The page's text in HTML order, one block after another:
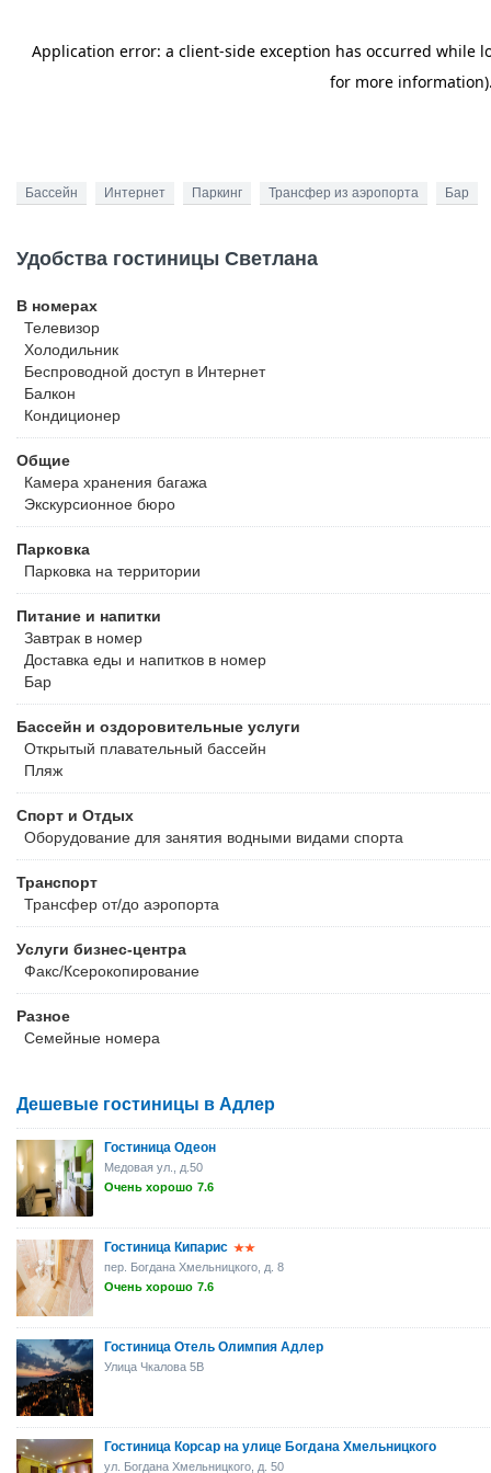
Бассейн Интернет Паркинг Трансфер из аэропорта Бар
Удобства гостиницы Светлана
В номерах
Телевизор
Холодильник
Беспроводной доступ в Интернет
Балкон
Кондиционер
Общие
Камера хранения багажа
Экскурсионное бюро
Парковка
Парковка на территории
Питание и напитки
Завтрак в номер
Доставка еды и напитков в номер
Бар
Бассейн и оздоровительные услуги
Открытый плавательный бассейн
Пляж
Спорт и Отдых
Оборудование для занятия водными видами спорта
Транспорт
Трансфер от/до аэропорта
Услуги бизнес-центра
Факс/Ксерокопирование
Разное
Семейные номера
Дешевые гостиницы в Адлер
Гостиница Одеон
Медовая ул., д.50
Очень хорошо 7.6
Гостиница Кипарис
пер. Богдана Хмельницкого, д. 8
Очень хорошо 7.6
Гостиница Отель Олимпия Адлер
Улица Чкалова 5B
Гостиница Корсар на улице Богдана Хмельницкого
ул. Богдана Хмельницкого, д. 50